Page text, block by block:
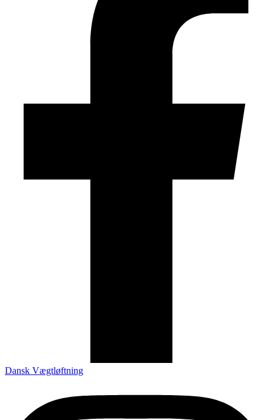
Dansk Vægtløftning